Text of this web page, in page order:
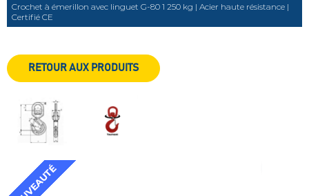
Crochet à émerillon avec linguet G-80 1 250 kg | Acier haute résistance |
Certifié CE
RETOUR AUX PRODUITS